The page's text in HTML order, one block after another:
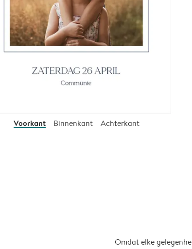
Voorkant Binnenkant Achterkant
Omdat elke